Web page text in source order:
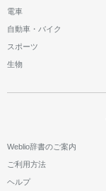
電車
自動車・バイク
スポーツ
生物
Weblio辞書のご案内
ご利用方法
ヘルプ